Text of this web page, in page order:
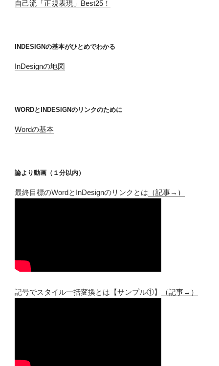
自己流「正規表現」Best25！
INDESIGNの基本がひとめでわかる
InDesignの地図
WORDとINDESIGNのリンクのために
Wordの基本
論より動画（１分以内）
最終目標のWordとInDesignのリンクとは （記事→）
記号でスタイル一括変換とは【サンプル①】 （記事→）